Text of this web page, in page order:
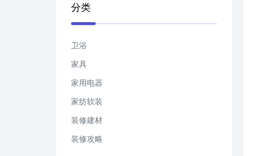
分类
卫浴
家具
家用电器
家纺软装
装修建材
装修攻略